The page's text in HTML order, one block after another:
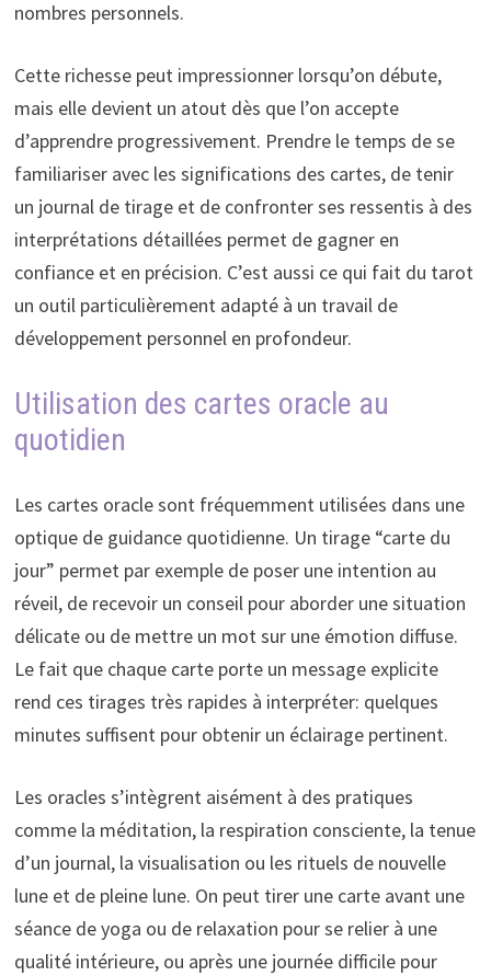
nombres personnels.
Cette richesse peut impressionner lorsqu’on débute,
mais elle devient un atout dès que l’on accepte
d’apprendre progressivement. Prendre le temps de se
familiariser avec les significations des cartes, de tenir
un journal de tirage et de confronter ses ressentis à des
interprétations détaillées permet de gagner en
confiance et en précision. C’est aussi ce qui fait du tarot
un outil particulièrement adapté à un travail de
développement personnel en profondeur.
Utilisation des cartes oracle au
quotidien
Les cartes oracle sont fréquemment utilisées dans une
optique de guidance quotidienne. Un tirage “carte du
jour” permet par exemple de poser une intention au
réveil, de recevoir un conseil pour aborder une situation
délicate ou de mettre un mot sur une émotion diffuse.
Le fait que chaque carte porte un message explicite
rend ces tirages très rapides à interpréter: quelques
minutes suffisent pour obtenir un éclairage pertinent.
Les oracles s’intègrent aisément à des pratiques
comme la méditation, la respiration consciente, la tenue
d’un journal, la visualisation ou les rituels de nouvelle
lune et de pleine lune. On peut tirer une carte avant une
séance de yoga ou de relaxation pour se relier à une
qualité intérieure, ou après une journée difficile pour